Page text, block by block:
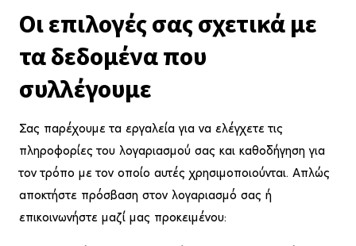
Οι επιλογές σας σχετικά με
τα δεδομένα που
συλλέγουμε
Σας παρέχουμε τα εργαλεία για να ελέγχετε τις
πληροφορίες του λογαριασμού σας και καθοδήγηση για
τον τρόπο με τον οποίο αυτές χρησιμοποιούνται. Απλώς
αποκτήστε πρόσβαση στον λογαριασμό σας ή
επικοινωνήστε μαζί μας προκειμένου: